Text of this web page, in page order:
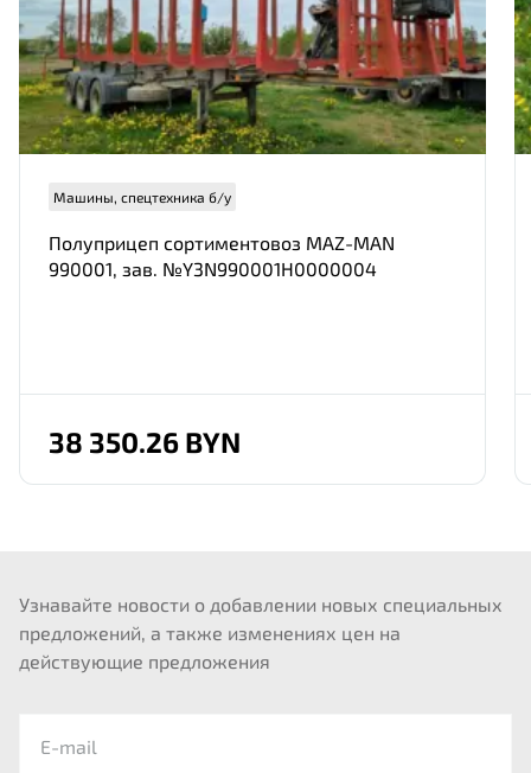
Машины, спецтехника б/у
Полуприцеп сортиментовоз MAZ-MAN
990001, зав. №Y3N990001H0000004
38 350.26 BYN
Узнавайте новости о добавлении новых специальных
предложений, а также изменениях цен на
действующие предложения
Нам важно Ваше мнение. Здесь Вы
можете отправить предложения о
совершенствовании работы сайта
ФИО
E-mail
Номер телефона